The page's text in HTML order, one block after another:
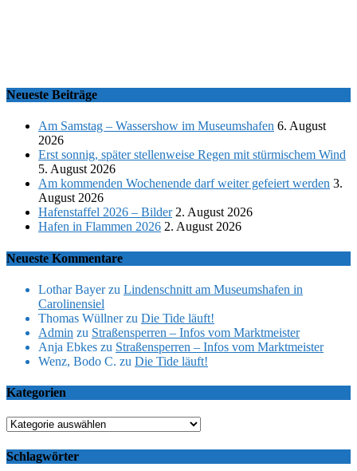
Neueste Beiträge
Am Samstag – Wassershow im Museumshafen 6. August
2026
Erst sonnig, später stellenweise Regen mit stürmischem Wind
5. August 2026
Am kommenden Wochenende darf weiter gefeiert werden 3.
August 2026
Hafenstaffel 2026 – Bilder 2. August 2026
Hafen in Flammen 2026 2. August 2026
Neueste Kommentare
Lothar Bayerzu Lindenschnitt am Museumshafen in
Carolinensiel
Thomas Wüllnerzu Die Tide läuft!
Admin zu Straßensperren – Infos vom Marktmeister
Anja Ebkes zu Straßensperren – Infos vom Marktmeister
Wenz, Bodo C. zu Die Tide läuft!
Kategorien
Kategorien
Schlagwörter